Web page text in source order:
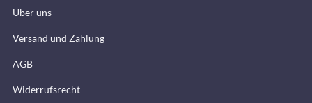
Über uns
Versand und Zahlung
AGB
Widerrufsrecht